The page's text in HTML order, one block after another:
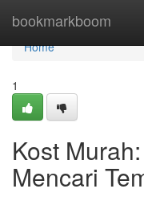
bookmarkboom
Home
Home
1
Kost
Mencari